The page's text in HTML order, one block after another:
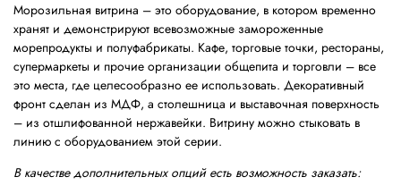
Морозильная витрина – это оборудование, в котором временно
хранят и демонстрируют всевозможные замороженные
морепродукты и полуфабрикаты. Кафе, торговые точки, рестораны,
супермаркеты и прочие организации общепита и торговли – все
это места, где целесообразно ее использовать. Декоративный
фронт сделан из МДФ, а столешница и выставочная поверхность
– из отшлифованной нержавейки. Витрину можно стыковать в
линию с оборудованием этой серии.
В качестве дополнительных опций есть возможность заказать: